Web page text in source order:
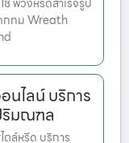
พวงหรีดสำเร็จรูป
กทม Wreath
ไลน์ บริการ
ริมณฑล
ล์หรีด บริการ